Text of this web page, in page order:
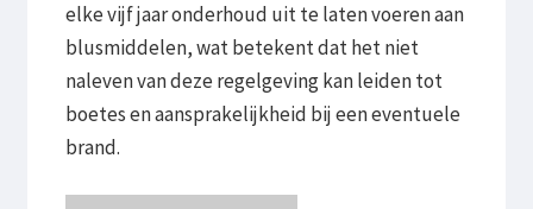
elke vijf jaar onderhoud uit te laten voeren aan
blusmiddelen, wat betekent dat het niet
naleven van deze regelgeving kan leiden tot
boetes en aansprakelijkheid bij een eventuele
brand.